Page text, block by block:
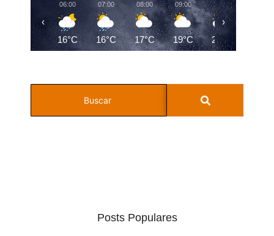
06:00
16°C
07:00
16°C
08:00
17°C
09:00
19°C
10:00
22°C
‹ ›
Posts Populares